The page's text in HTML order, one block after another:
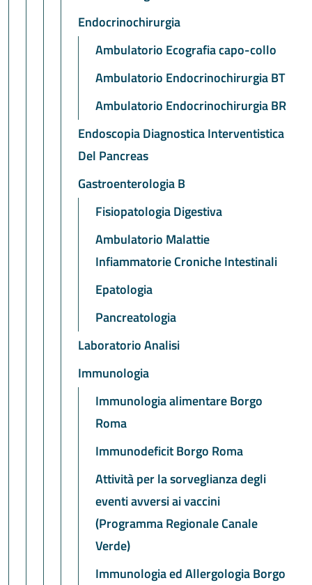
Endocrinochirurgia
Ambulatorio Ecografia capo-collo
Ambulatorio Endocrinochirurgia BT
Ambulatorio Endocrinochirurgia BR
Endoscopia Diagnostica Interventistica
Del Pancreas
Gastroenterologia B
Fisiopatologia Digestiva
Ambulatorio Malattie
Infiammatorie Croniche Intestinali
Epatologia
Pancreatologia
Laboratorio Analisi
Immunologia
Immunologia alimentare Borgo
Roma
Immunodeficit Borgo Roma
Attività per la sorveglianza degli
eventi avversi ai vaccini
(Programma Regionale Canale
Verde)
Immunologia ed Allergologia Borgo